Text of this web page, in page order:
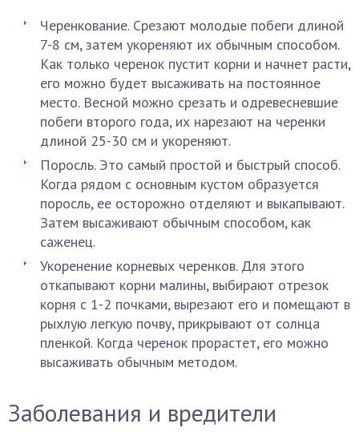
Черенкование. Срезают молодые побеги длиной
7-8 см, затем укореняют их обычным способом.
Как только черенок пустит корни и начнет расти,
его можно будет высаживать на постоянное
место. Весной можно срезать и одревесневшие
побеги второго года, их нарезают на черенки
длиной 25-30 см и укореняют.
Поросль. Это самый простой и быстрый способ.
Когда рядом с основным кустом образуется
поросль, ее осторожно отделяют и выкапывают.
Затем высаживают обычным способом, как
саженец.
Укоренение корневых черенков. Для этого
откапывают корни малины, выбирают отрезок
корня с 1-2 почками, вырезают его и помещают в
рыхлую легкую почву, прикрывают от солнца
пленкой. Когда черенок прорастет, его можно
высаживать обычным методом.
Заболевания и вредители